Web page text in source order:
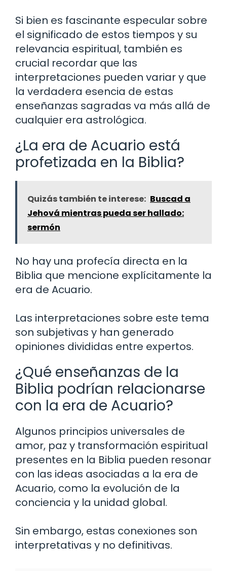
Si bien es fascinante especular sobre
el significado de estos tiempos y su
relevancia espiritual, también es
crucial recordar que las
interpretaciones pueden variar y que
la verdadera esencia de estas
enseñanzas sagradas va más allá de
cualquier era astrológica.
¿La era de Acuario está
profetizada en la Biblia?
Quizás también te interese: Buscad a
Jehová mientras pueda ser hallado:
sermón
No hay una profecía directa en la
Biblia que mencione explícitamente la
era de Acuario.
Las interpretaciones sobre este tema
son subjetivas y han generado
opiniones divididas entre expertos.
¿Qué enseñanzas de la
Biblia podrían relacionarse
con la era de Acuario?
Algunos principios universales de
amor, paz y transformación espiritual
presentes en la Biblia pueden resonar
con las ideas asociadas a la era de
Acuario, como la evolución de la
conciencia y la unidad global.
Sin embargo, estas conexiones son
interpretativas y no definitivas.